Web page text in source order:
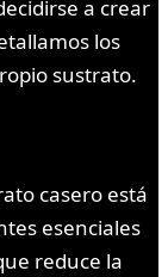
a crear
los
sustrato.
casero está
esenciales
reduce la